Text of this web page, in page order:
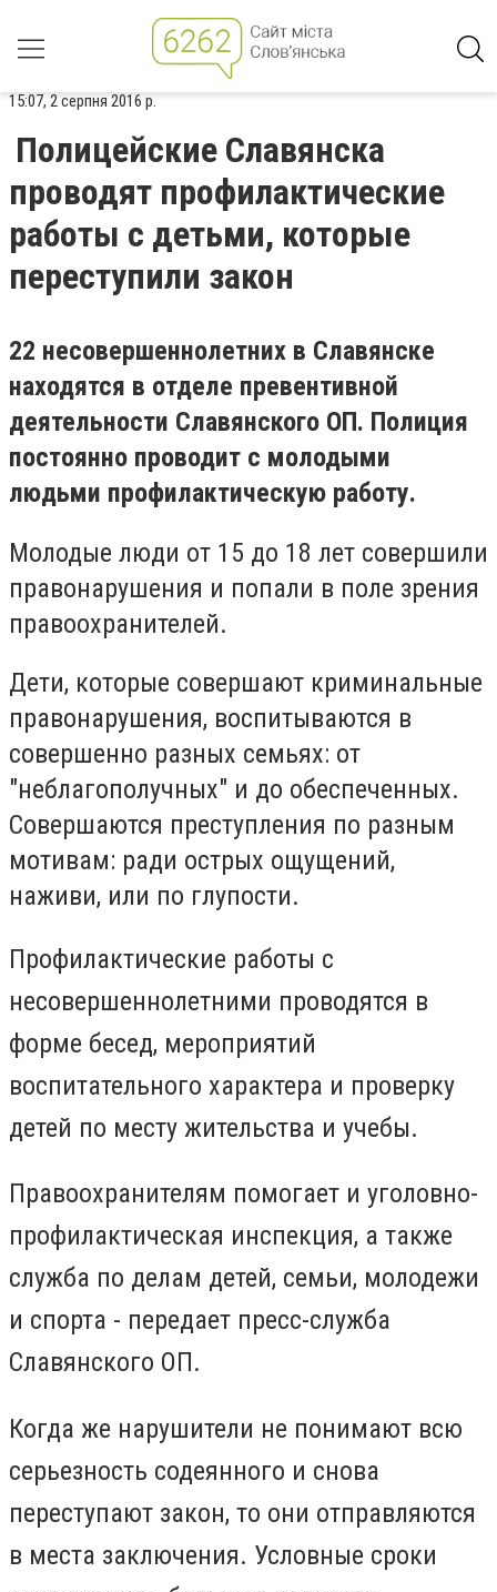
15:07, 2 серпня 2016 р.
Полицейские Славянска
проводят профилактические
работы с детьми, которые
переступили закон
22 несовершеннолетних в Славянске
находятся в отделе превентивной
деятельности Славянского ОП. Полиция
постоянно проводит с молодыми
людьми профилактическую работу.
Молодые люди от 15 до 18 лет совершили
правонарушения и попали в поле зрения
правоохранителей.
Дети, которые совершают криминальные
правонарушения, воспитываются в
совершенно разных семьях: от
"неблагополучных" и до обеспеченных.
Совершаются преступления по разным
мотивам: ради острых ощущений,
наживи, или по глупости.
Профилактические работы с
несовершеннолетними проводятся в
форме бесед, мероприятий
воспитательного характера и проверку
детей по месту жительства и учебы.
Правоохранителям помогает и уголовно-
профилактическая инспекция, а также
служба по делам детей, семьи, молодежи
и спорта - передает пресс-служба
Славянского ОП.
Когда же нарушители не понимают всю
серьезность содеянного и снова
переступают закон, то они отправляются
в места заключения. Условные сроки